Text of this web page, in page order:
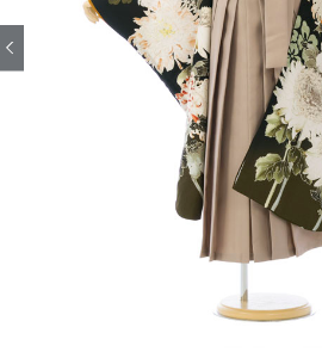
七五三レンタル
訪問着・付下げレンタル